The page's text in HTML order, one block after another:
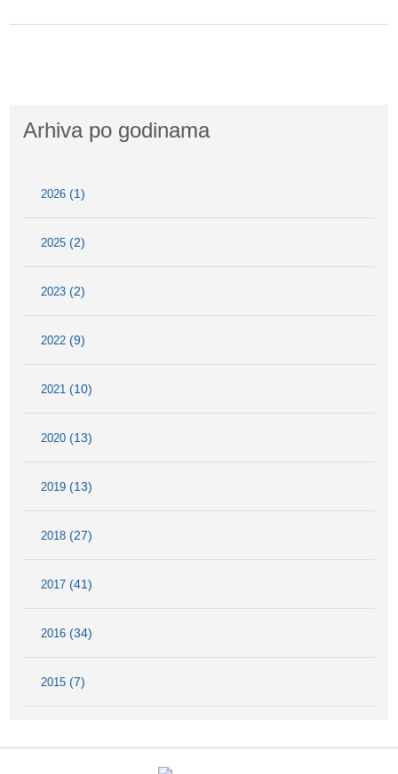
Arhiva po godinama
2026(1)
2025(2)
2023(2)
2022(9)
2021(10)
2020(13)
2019(13)
2018(27)
2017(41)
2016(34)
2015(7)